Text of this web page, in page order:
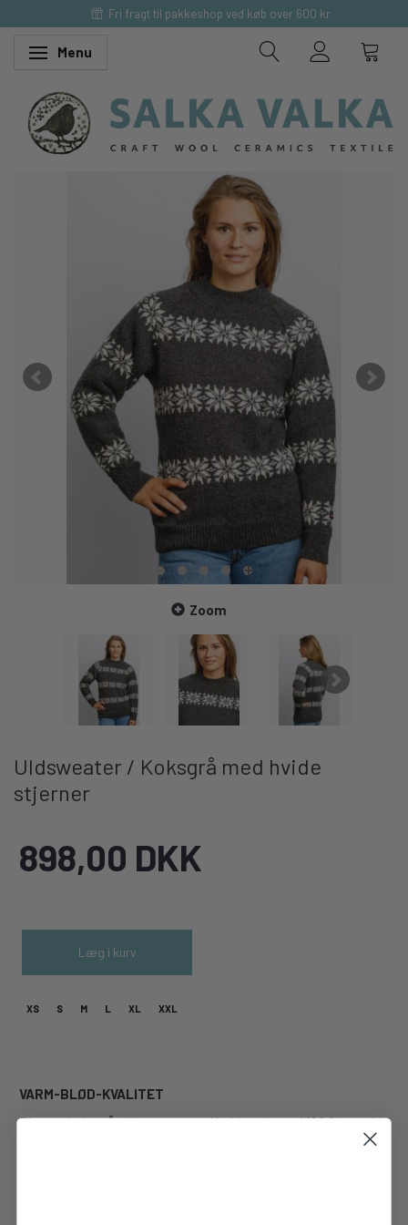
Fri fragt til pakkeshop ved køb over 600 kr
Skifte navigation
Menu
Zoom
Uldsweater / Koksgrå med hvide
stjerner
898,00 DKK
Læg i kurv
XS S M L XL XXL
VARM-BLØD-KVALITET
Elegant koksgrå uldsweater med hvide stjerner i 100 % ren uld.
Produceret af Norske Norwool & Gjestal fra Oltedalen, som er